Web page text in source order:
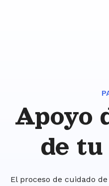
Apoyo
de tu
El proceso de cuidado